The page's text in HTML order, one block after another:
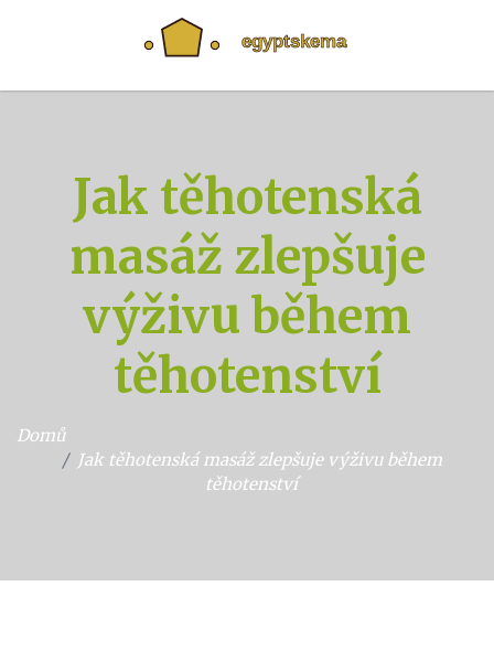
Jak těhotenská
masáž zlepšuje
výživu během
těhotenství
Domů
Jak těhotenská masáž zlepšuje výživu během
těhotenství